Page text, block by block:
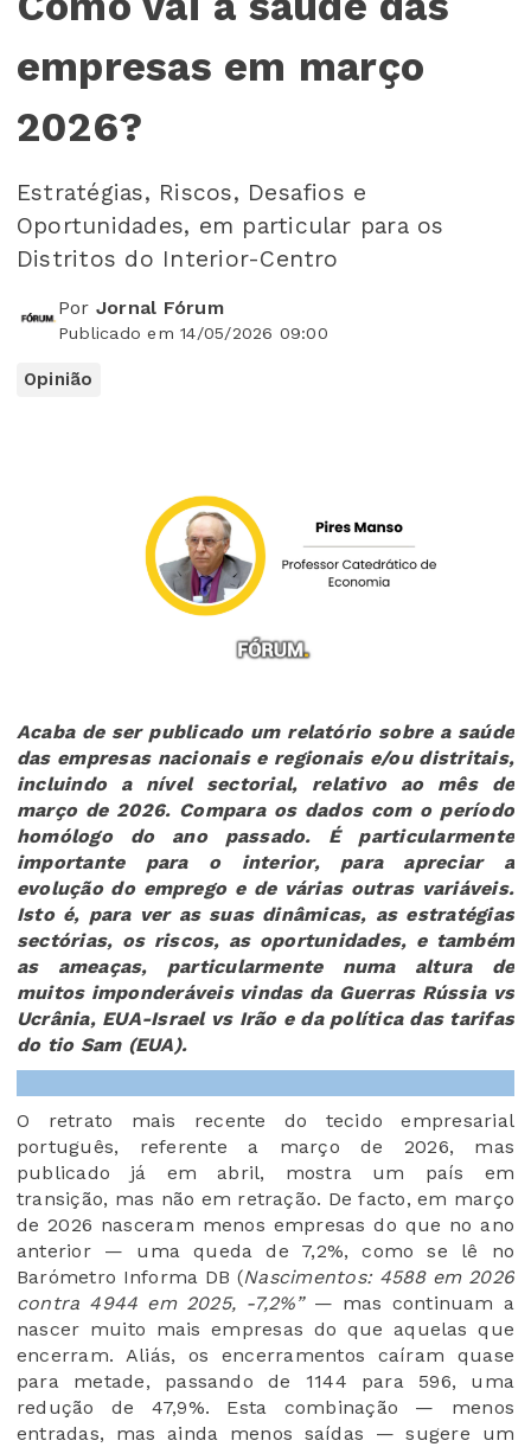
empresas em março
2026?
Estratégias, Riscos, Desafios e
Oportunidades, em particular para os
Distritos do Interior-Centro
Por Jornal Fórum
Publicado em 14/05/2026 09:00
Opinião
Acaba de ser publicado um relatório sobre a saúde
das empresas nacionais e regionais e/ou distritais,
incluindo a nível sectorial, relativo ao mês de
março de 2026. Compara os dados com o período
homólogo do ano passado. É particularmente
importante para o interior, para apreciar a
evolução do emprego e de várias outras variáveis.
Isto é, para ver as suas dinâmicas, as estratégias
sectórias, os riscos, as oportunidades, e também
as ameaças, particularmente numa altura de
muitos imponderáveis vindas da Guerras Rússia vs
Ucrânia, EUA-Israel vs Irão e da política das tarifas
do tio Sam (EUA).
O retrato mais recente do tecido empresarial
português, referente a março de 2026, mas
publicado já em abril, mostra um país em
transição, mas não em retração. De facto, em março
de 2026 nasceram menos empresas do que no ano
anterior — uma queda de 7,2%, como se lê no
Barómetro Informa DB (Nascimentos: 4588 em 2026
contra 4944 em 2025, -7,2%”— mas continuam a
nascer muito mais empresas do que aquelas que
encerram. Aliás, os encerramentos caíram quase
para metade, passando de 1144 para 596, uma
redução de 47,9%. Esta combinação — menos
entradas, mas ainda menos saídas — sugere um